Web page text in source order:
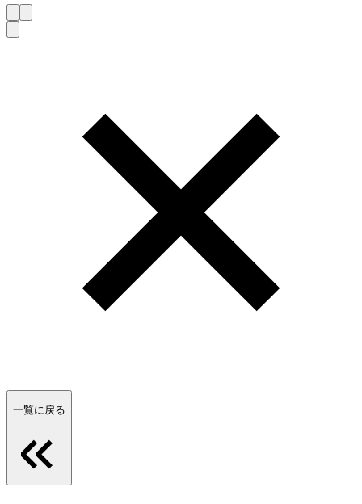
一覧に戻る